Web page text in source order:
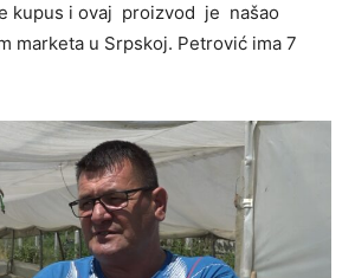
kupus i ovaj proizvod je našao
marketa u Srpskoj. Petrović ima 7